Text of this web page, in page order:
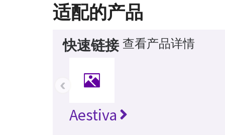
适配的产品
快速链接 查看产品详情
Aestiva
‹